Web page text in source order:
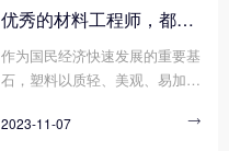
说也比较大，尤其是在当今的这
种商业环境中，降低和控制运营
成本已成为一种必要。因此，我
们充分了解清楚米兰官方版网站
运营成本的计算方法，以便帮助
优秀的材料工程师，都在跟这个新朋友打交道!
作为国民经济快速发展的重要基
石，塑料以质轻、美观、易加
撑起汽车、家电、电子电气等多
2023-11-07 